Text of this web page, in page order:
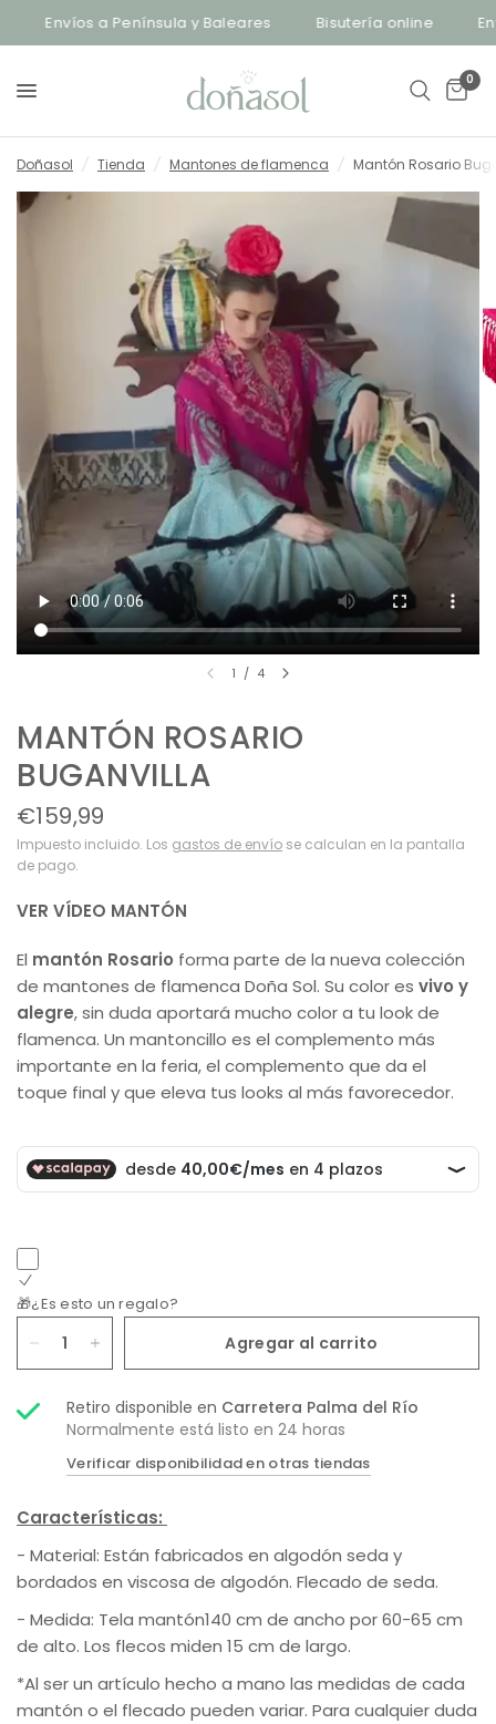
Envíos a Península y Baleares Bisutería online
0
Doñasol / Tienda / Mantones de flamenca / Mantón Rosario
1 / 4
MANTÓN ROSARIO
BUGANVILLA
€159,99
Impuesto incluido. Los gastos de envío se calculan en la pantalla
de pago.
VER VÍDEO MANTÓN
El mantón Rosario forma parte de la nueva colección
de mantones de flamenca Doña Sol. Su color esvivo y
alegre, sin duda aportará mucho color a tu look de
flamenca. Un mantoncillo es el complemento más
importante en la feria, el complemento que da el
toque final y que eleva tus looks al más favorecedor.
🎁¿Es esto un regalo?
Agregar al carrito
Retiro disponible en Carretera Palma del Río
Normalmente está listo en 24 horas
Verificar disponibilidad en otras tiendas
Características:
- Material: Están fabricados en algodón seda y
bordados en viscosa de algodón. Flecado de seda.
- Medida: Tela mantón140 cm de ancho por 60-65 cm
de alto. Los flecos miden 15 cm de largo.
*Al ser un artículo hecho a mano las medidas de cada
mantón o el flecado pueden variar. Para cualquier duda